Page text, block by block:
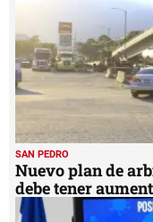
SAN PEDRO
Nuevo plan de
debe tener